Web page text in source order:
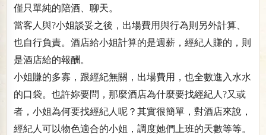
僅只單純的陪酒、聊天。
當客人與?小姐談妥之後，出場費用與行為則另外計算、
也自行負責。酒店給小姐計算的是週薪，經紀人賺的，則
是酒店給的報酬。
小姐賺的多寡，跟經紀無關，出場費用，也全數進入水水
的口袋。也許妳要問，那麼酒店為什麼要找經紀人?又或
者，小姐為何要找經紀人呢？其實很簡單，對酒店來說，
經紀人可以物色適合的小姐，調度她們上班的天數等等。